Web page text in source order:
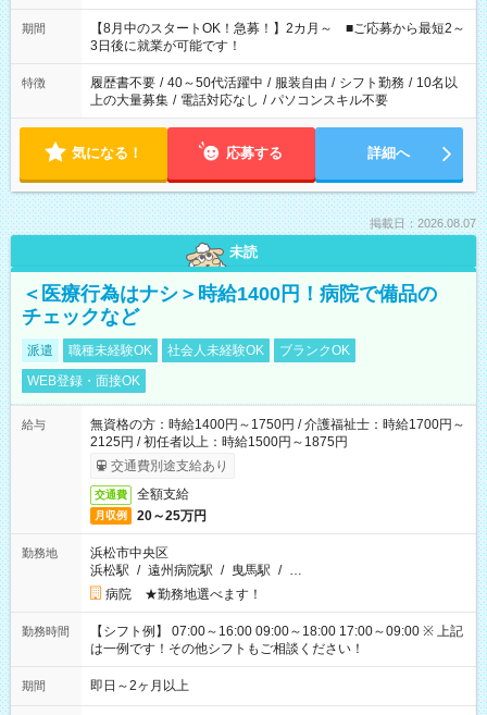
と休みを合わせたい」 「余裕を持って夕飯の準備がしたい」
「できれば残業はしたくない」 など、ご希望を教えてください
ね。 ※Wワーク希望の方へ 今ご覧のお仕事で希望する勤務時間
と、もう1つのお仕事の勤務時間。 合計で週40時間を超える場
合は応募できません。
期間
【8月中のスタートOK！急募！】2カ月～ ■ご応募から最短2～
3日後に就業が可能です！
特徴 履歴書不要 / 40～50代活躍中 / 服装自由 / シフト勤務 / 10名以
上の大量募集 / 電話対応なし / パソコンスキル不要
気になる！ 応募する 詳細へ
掲載日：2026.08.07
未読
＜医療行為はナシ＞時給1400円！病院で備品の
チェックなど
派遣 職種未経験OK 社会人未経験OK
ブランクOK
WEB登録・面接OK
給与
無資格の方：時給1400円～1750円 / 介護福祉士：時給1700円～
2125円 / 初任者以上：時給1500円～1875円
交通費別途支給あり
交通費 全額支給
月収例 20～25万円
勤務地
浜松市中央区
浜松駅 / 遠州病院駅 / 曳馬駅 / …
病院 ★勤務地選べます！
勤務時間
【シフト例】 07:00～16:00 09:00～18:00 17:00～09:00 ※ 上記
は一例です！その他シフトもご相談ください！
期間 即日～2ヶ月以上